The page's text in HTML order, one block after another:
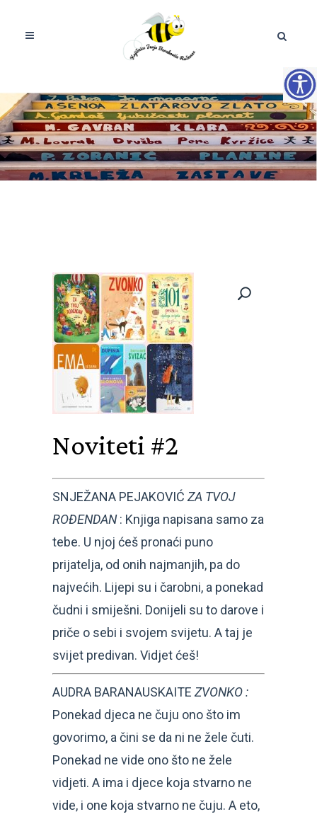
Noviteti #2
SNJEŽANA PEJAKOVIĆ ZA TVOJ
ROĐENDAN: Knjiga napisana samo za
tebe. U njoj ćeš pronaći puno
prijatelja, od onih najmanjih, pa do
najvećih. Lijepi su i čarobni, a ponekad
čudni i smiješni. Donijeli su to darove i
priče o sebi i svojem svijetu. A taj je
svijet predivan. Vidjet ćeš!
AUDRA BARANAUSKAITE ZVONKO :
Ponekad djeca ne čuju ono što im
govorimo, a čini se da ni ne žele čuti.
Ponekad ne vide ono što ne žele
vidjeti. A ima i djece koja stvarno ne
vide, i one koja stvarno ne čuju. A eto,